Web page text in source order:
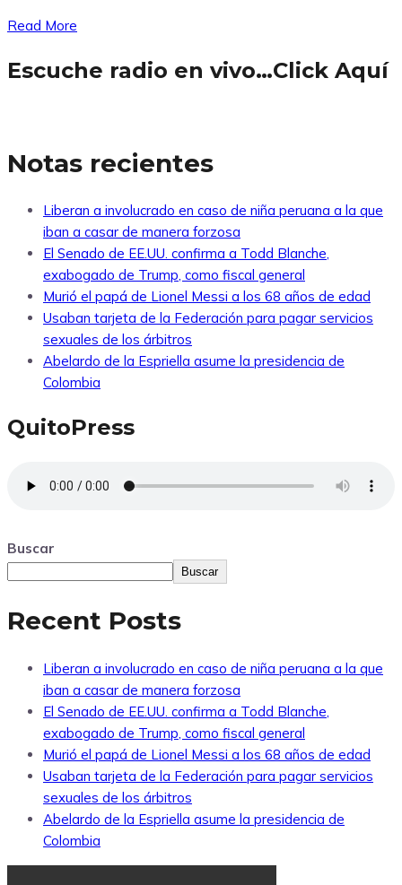
Read More
Escuche radio en vivo…Click Aquí
Notas recientes
Liberan a involucrado en caso de niña peruana a la que
iban a casar de manera forzosa
El Senado de EE.UU. confirma a Todd Blanche,
exabogado de Trump, como fiscal general
Murió el papá de Lionel Messi a los 68 años de edad
Usaban tarjeta de la Federación para pagar servicios
sexuales de los árbitros
Abelardo de la Espriella asume la presidencia de
Colombia
QuitoPress
Buscar
Buscar
Recent Posts
Liberan a involucrado en caso de niña peruana a la que
iban a casar de manera forzosa
El Senado de EE.UU. confirma a Todd Blanche,
exabogado de Trump, como fiscal general
Murió el papá de Lionel Messi a los 68 años de edad
Usaban tarjeta de la Federación para pagar servicios
sexuales de los árbitros
Abelardo de la Espriella asume la presidencia de
Colombia